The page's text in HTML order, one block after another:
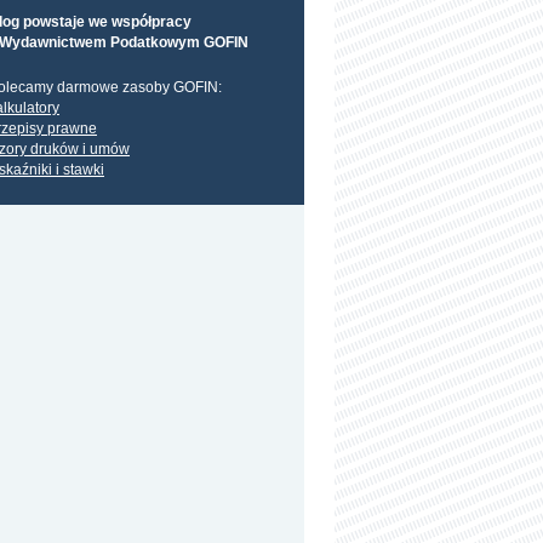
powstaje we współpracy
Podatkowym GOFIN
darmowe zasoby GOFIN:
prawne
druków i umów
i stawki